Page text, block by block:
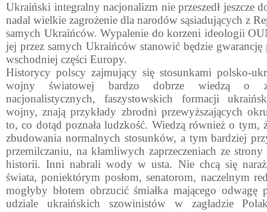
Ukraiński integralny nacjonalizm nie przeszedł jeszcze
nadal wielkie zagrożenie dla narodów sąsiadujących z
samych Ukraińców. Wypalenie do korzeni ideologii
jej przez samych Ukraińców stanowić będzie
wschodniej części Europy.
Historycy polscy zajmujący się stosunkami polsko-
wojny światowej bardzo dobrze wiedzą o
nacjonalistycznych, faszystowskich formacji
wojny, znają przykłady zbrodni prze­wyższających
to, co dotąd poznała ludzkość. Wiedzą również o tym,
zbudowania normalnych stosunków, a tym bardziej
przemilczaniu, na kłamliwych zaprzeczeniach ze strony
historii. Inni nabrali wody w usta. Nie chcą się
świata, poniektórym posłom, senatorom, naczelnym
mogłyby błotem obrzucić śmiałka mającego odwagę
udziale ukraiń­skich szowinistów w zagładzie